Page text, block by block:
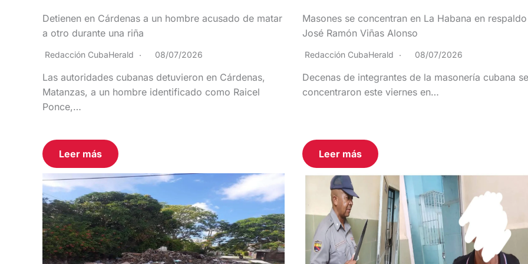
Detienen en Cárdenas a un hombre acusado de matar
a otro durante una riña
Redacción CubaHerald 08/07/2026
Las autoridades cubanas detuvieron en Cárdenas,
Matanzas, a un hombre identificado como Raicel
Ponce,…
Leer más
Masones se concentran en La Habana en
José Ramón Viñas Alonso
Redacción CubaHerald 08/07/2026
Decenas de integrantes de la masonería cubana se
concentraron este viernes en…
Leer más